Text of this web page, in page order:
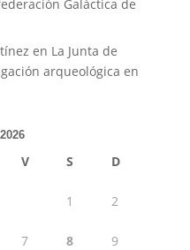
Galáctica de
en La Junta de
arqueológica en
V S D
1 2
7 8 9